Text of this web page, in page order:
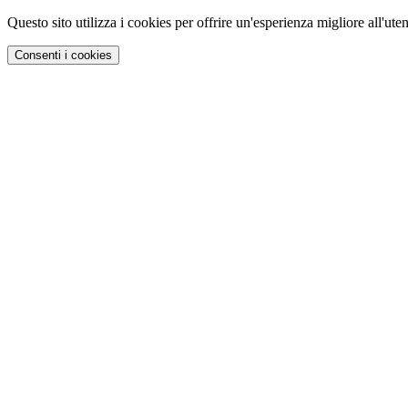
Questo sito utilizza i cookies per offrire un'esperienza migliore
Consenti i cookies